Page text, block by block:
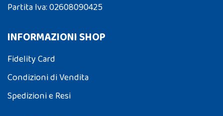
Partita Iva: 02608090425
INFORMAZIONI SHOP
Fidelity Card
Condizioni di Vendita
Spedizioni e Resi